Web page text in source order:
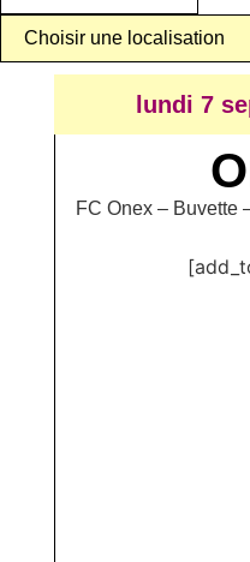
lundi 7
FC Onex – Buvette